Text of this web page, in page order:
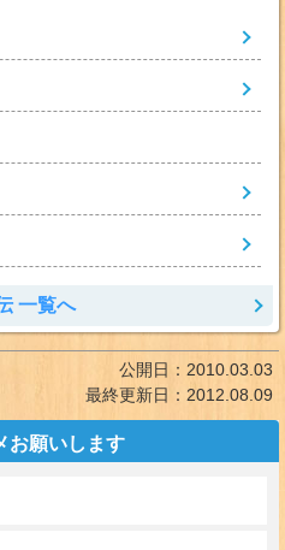
一覧へ
公開日： 2010.03.03
最終更新日： 2012.08.09
お願いします